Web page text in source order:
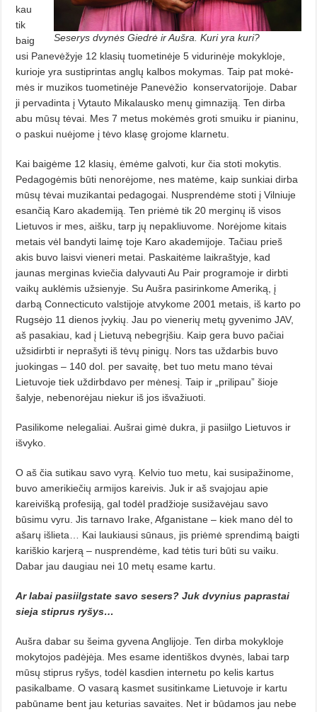
Seserys dvynės Giedrė ir Aušra. Kuri yra kuri?
kau
tik
baig
usi Panevėžyje 12 klasių tuometinėje 5 vidurinėje mokykloje,
kurioje yra sustiprintas anglų kalbos mokymas. Taip pat mokė­
mės ir muzikos tuometinėje Panevėžio konservatorijoje. Dabar
ji pervadinta į Vytauto Mikalausko menų gimnaziją. Ten dirba
abu mūsų tėvai. Mes 7 metus mokėmės groti smuiku ir pianinu,
o paskui nuėjome į tėvo klasę grojome klarnetu.
Kai baigėme 12 klasių, ėmėme galvoti, kur čia stoti mokytis.
Pedagogėmis būti nenorėjome, nes matėme, kaip sunkiai dirba
mūsų tėvai muzikantai pedagogai. Nusprendėme stoti į Vilniuje
esančią Karo akademiją. Ten priėmė tik 20 merginų iš visos
Lietuvos ir mes, aišku, tarp jų nepakliuvome. Norėjome kitais
metais vėl bandyti laimę toje Karo akademijoje. Tačiau prieš
akis buvo laisvi vieneri metai. Paskaitėme laikraštyje, kad
jaunas merginas kviečia dalyvauti Au Pair programoje ir dirbti
vaikų auklėmis užsienyje. Su Aušra pasirinkome Ameri­ką, į
darbą Connecticuto valstijoje atvykome 2001 metais, iš karto po
Rugsėjo 11 dienos įvykių. Jau po vienerių metų gyvenimo JAV,
aš pasakiau, kad į Lietuvą nebegrįšiu. Kaip gera buvo pačiai
užsidirbti ir neprašyti iš tėvų pinigų. Nors tas uždarbis buvo
juokingas – 140 dol. per savaitę, bet tuo metu ma­no tėvai
Lietuvoje tiek uždirbdavo per mėnesį. Taip ir „prilipau” šioje
šalyje, nebenorėjau niekur iš jos išvažiuoti.
Pasilikome nelegaliai. Aušrai gimė dukra, ji pasiilgo Lietuvos ir
išvyko.
O aš čia sutikau savo vyrą. Kelvio tuo metu, kai susipažinome,
buvo amerikiečių armijos kareivis. Juk ir aš svajojau apie
kareivišką profesiją, gal todėl pradžioje susižavėjau savo
būsimu vyru. Jis tarnavo Irake, Afganistane – kiek mano dėl to
ašarų išlieta… Kai lau­kiausi sūnaus, jis priėmė sprendimą baigti
kariškio karjerą – nusprendėme, kad tėtis turi būti su vaiku.
Dabar jau daugiau nei 10 metų esame kartu.
Ar labai pasiilgstate savo sesers? Juk dvynius paprastai
sieja stiprus ryšys…
Aušra dabar su šeima gyvena Anglijoje. Ten dirba mokykloje
mokytojos padėjėja. Mes esame identiškos dvynės, labai tarp
mūsų stiprus ryšys, todėl kasdien internetu po kelis kartus
pasikalbame. O vasarą kasmet susitinkame Lietuvoje ir kartu
pabūname bent jau keturias savaites. Net ir būda­mos jau nebe